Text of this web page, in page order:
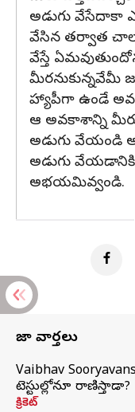
అడుగు వేసేదాకా
వేసిన తర్వాత చాలా
వేస్తే
మీరనుకున్నవేమీ
హ్యాపీగా ఉండే
ఆ అవకాశాన్ని
అడుగు వేయండి
అడుగు
అభయమివ్వండి.
తాజా వార్తలు
Vaibhav
టెస్టుల్లోనూ రాణిస్తాడా?
క్రికెట్